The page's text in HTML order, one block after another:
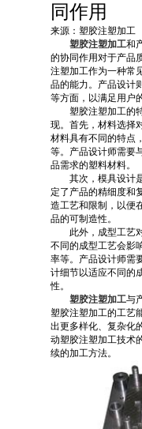
同作用
来源：塑胶注
塑胶注塑加工和
的协同作用对于产品
注塑加工作为一种常
品的能力。产品设计
等方面，以满足用户
塑胶注塑加工的特
现。首先，材料选择
材料具有不同的特点
等。产品设计师需要
品需求的塑料材料。
其次，模具设计是
定了产品的精细度和
造工艺和限制，以便
品的可制造性。
此外，成型工艺对
不同的成型工艺会影
率等。产品设计师需
计细节以适应不同的
性。
塑胶注塑加工与
塑胶注塑加工的工艺
出更多样化、复杂化
动塑胶注塑加工技术
续的加工方法。